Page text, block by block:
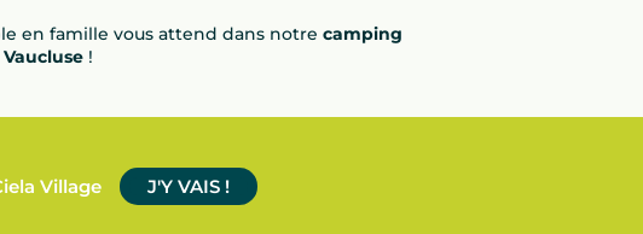
en famille vous attend dans notre camping
!
Village J'Y VAIS !